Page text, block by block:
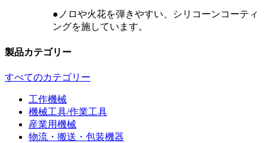
●ノロや火花を弾きやすい、シリコーンコーティ
ングを施しています。
製品カテゴリー
すべてのカテゴリー
工作機械
機械工具/作業工具
産業用機械
物流・搬送・包装機器